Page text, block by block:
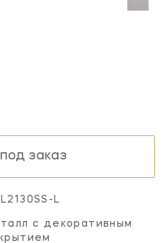
заказ
L
с декоративным